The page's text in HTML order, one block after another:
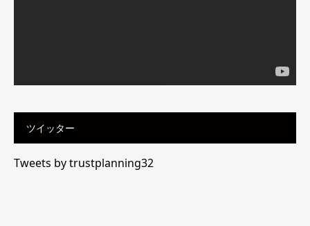
ツイッター
Tweets by trustplanning32